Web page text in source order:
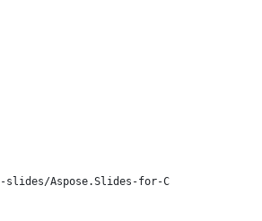
slides/Aspose.Slides-for-C